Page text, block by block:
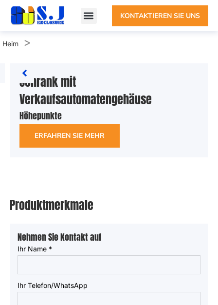
KONTAKTIEREN SIE UNS
Heim >
Schrank mit
Verkaufsautomatengehäuse
Höhepunkte
ERFAHREN SIE MEHR
Produktmerkmale
Nehmen Sie Kontakt auf
Ihr Name *
Ihr Telefon/WhatsApp